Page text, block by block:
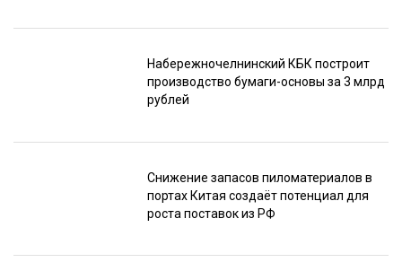
Набережночелнинский КБК построит
производство бумаги-основы за 3 млрд
рублей
Снижение запасов пиломатериалов в
портах Китая создаёт потенциал для
роста поставок из РФ